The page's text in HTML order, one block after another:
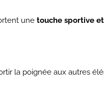
une touche sportive
la poignée aux autres